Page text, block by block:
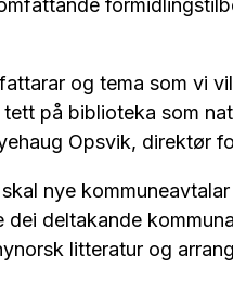
og tema som vi
på biblioteka som
Opsvik, direktør
nye
deltakande
litteratur og